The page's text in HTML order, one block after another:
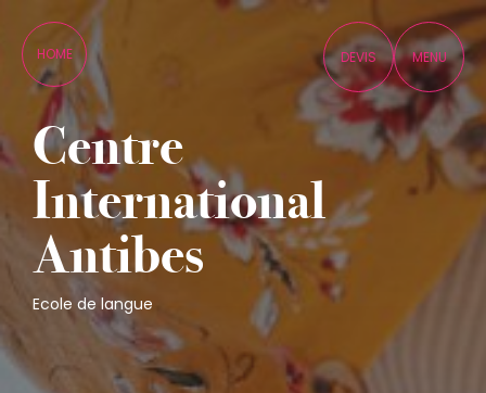
HOME DEVIS MENU
Centre
International
Antibes
Ecole de langue
Panneau de gestion des cookies